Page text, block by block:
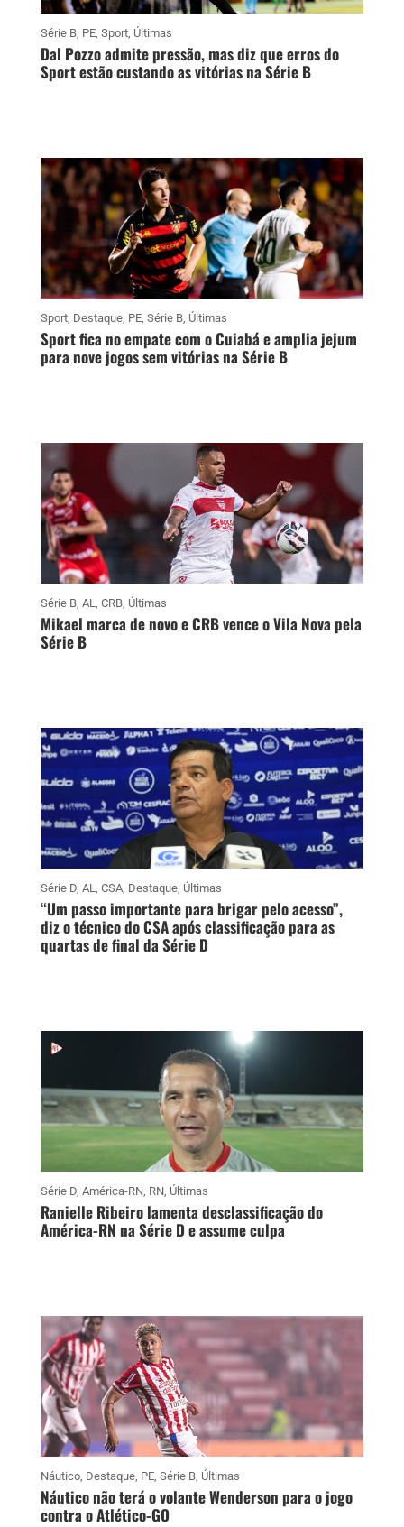
Série B, PE, Sport, Últimas
Dal Pozzo admite pressão, mas diz que erros do
Sport estão custando as vitórias na Série B
Sport, Destaque, PE, Série B, Últimas
Sport fica no empate com o Cuiabá e amplia jejum
para nove jogos sem vitórias na Série B
Série B, AL CRB, Últimas
Mikael marca de novo e CRB vence o Vila Nova pela
Série B
Série D, AL CSA, Destaque, Últimas
“Um passo importante para brigar pelo acesso”,
diz o técnico do CSA após classificação para as
quartas de final da Série D
Série D, América-RN, RN, Últimas
Ranielle Ribeiro lamenta desclassificação do
América-RN na Série D e assume culpa
Náutico, Destaque, PE, Série B, Últimas
Náutico não terá o volante Wenderson para o jogo
contra o Atlético-GO